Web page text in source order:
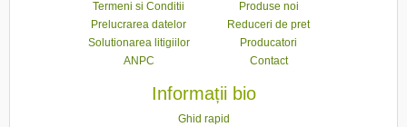
Termeni si Conditii
Prelucrarea datelor
Solutionarea litigiilor
ANPC
Produse noi
Reduceri de pret
Producatori
Contact
Informații bio
Ghid rapid